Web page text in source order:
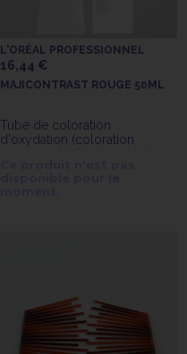
L'ORÉAL PROFESSIONNEL
16,44 €
MAJICONTRAST ROUGE 50ML
Tube de coloration
d'oxydation (coloration
permanente) Magicontrast